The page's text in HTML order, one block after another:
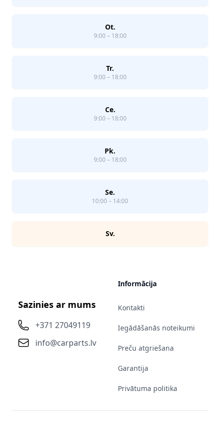
Ot.
9:00 – 18:00
Tr.
9:00 – 18:00
Ce.
9:00 – 18:00
Pk.
9:00 – 18:00
Se.
10:00 – 14:00
Sv.
Sazinies ar mums
+371 27049119
info@carparts.lv
Informācija
Kontakti
Iegādāšanās noteikumi
Preču atgriešana
Garantija
Privātuma politika